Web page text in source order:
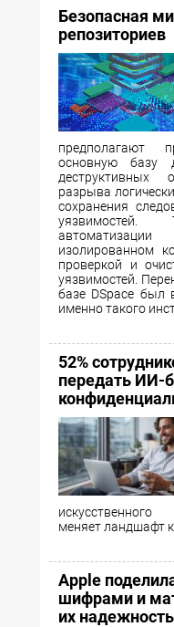
Безопасная
репозиториев
предполагают
основную базу
деструктивных
разрыва
сохранения
уязвимостей.
изолированном
проверкой и
уязвимостей.
базе DSpace был
именно такого
52%
передать ИИ-
искусственного
меняет ландшафт
Apple
шифрами и
их надежность